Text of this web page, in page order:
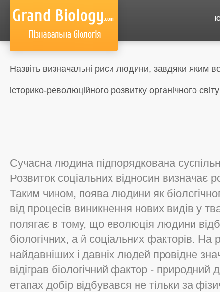
Назвіть визначальні риси людини, завдяки яким
історико-революційного розвитку органічного світу
Сучасна людина підпорядкована
Розвиток соціальних відносин визначає
Таким чином, поява людини як
від процесів виникнення нових видів у
полягає в тому, що еволюція людини
біологічних, а й соціальних факторів. На
найдавніших і давніх людей провідне
відіграв біологічний фактор -
етапах добір відбувався не тільки за